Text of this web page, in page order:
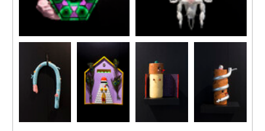
《阿龜因樣子經常被比喻為陽
3D 打印浮雕畫
55 x 47 x 20.5 cm
《白化症曱甴成為健美史上膚
3D 打印浮雕畫
40 x 66 x 17.5 cm